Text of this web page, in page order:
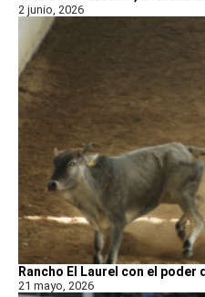
2 junio, 2026
Rancho El Laurel con el poder
21 mayo, 2026